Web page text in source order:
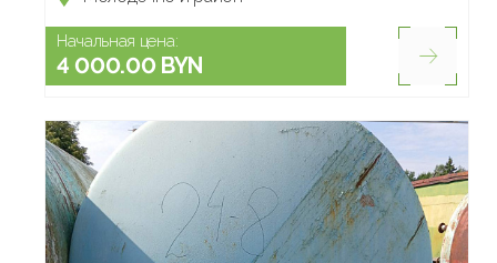
Начальная цена:
4 000.00 BYN